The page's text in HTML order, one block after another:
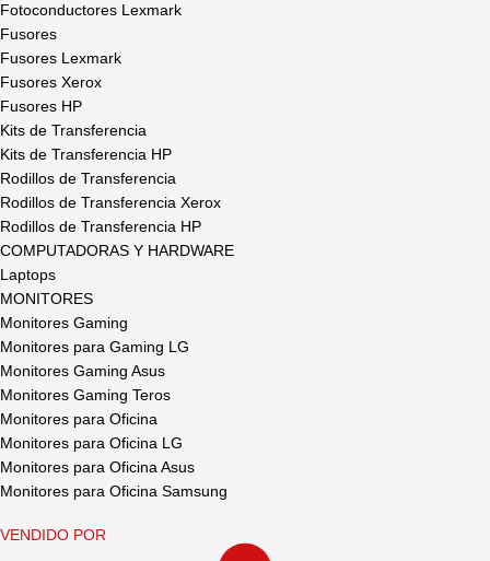
Fotoconductores Lexmark
Fusores
Fusores Lexmark
Fusores Xerox
Fusores HP
Kits de Transferencia
Kits de Transferencia HP
Rodillos de Transferencia
Rodillos de Transferencia Xerox
Rodillos de Transferencia HP
COMPUTADORAS Y HARDWARE
Laptops
MONITORES
Monitores Gaming
Monitores para Gaming LG
Monitores Gaming Asus
Monitores Gaming Teros
Monitores para Oficina
Monitores para Oficina LG
Monitores para Oficina Asus
Monitores para Oficina Samsung
VENDIDO POR